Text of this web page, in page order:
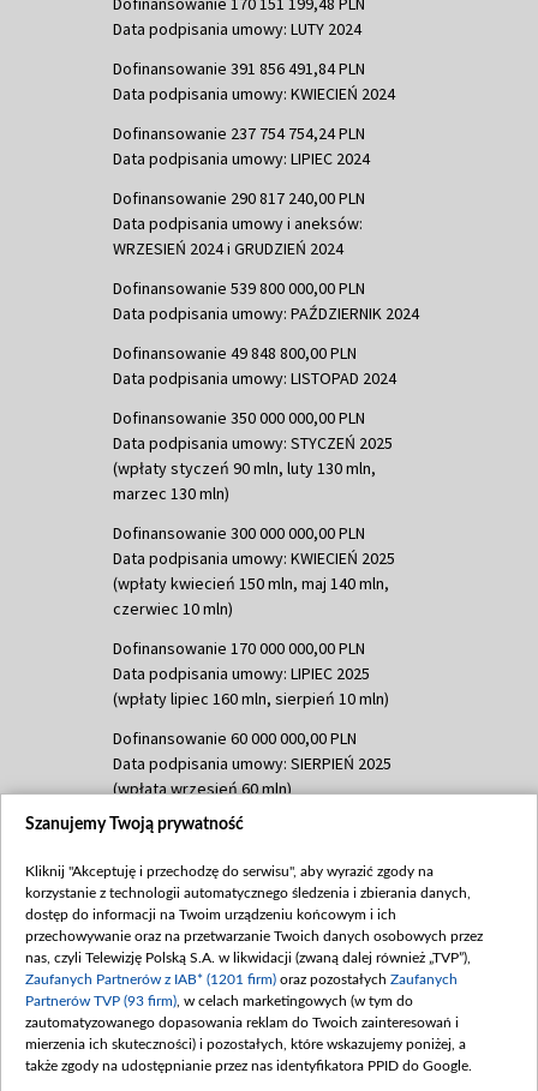
Data podpisania umowy: LUTY 2024
Dofinansowanie 391 856 491,84 PLN
Data podpisania umowy: KWIECIEŃ 2024
Dofinansowanie 237 754 754,24 PLN
Data podpisania umowy: LIPIEC 2024
Dofinansowanie 290 817 240,00 PLN
Data podpisania umowy i aneksów:
WRZESIEŃ 2024 i GRUDZIEŃ 2024
Dofinansowanie 539 800 000,00 PLN
Data podpisania umowy: PAŹDZIERNIK 2024
Dofinansowanie 49 848 800,00 PLN
Data podpisania umowy: LISTOPAD 2024
Dofinansowanie 350 000 000,00 PLN
Data podpisania umowy: STYCZEŃ 2025
(wpłaty styczeń 90 mln, luty 130 mln,
marzec 130 mln)
Dofinansowanie 300 000 000,00 PLN
Data podpisania umowy: KWIECIEŃ 2025
(wpłaty kwiecień 150 mln, maj 140 mln,
czerwiec 10 mln)
Dofinansowanie 170 000 000,00 PLN
Data podpisania umowy: LIPIEC 2025
(wpłaty lipiec 160 mln, sierpień 10 mln)
Dofinansowanie 60 000 000,00 PLN
Data podpisania umowy: SIERPIEŃ 2025
(wpłata wrzesień 60 mln)
Dofinansowanie 635 783 051,21 PLN
(wpłata wrzesień 100 mln, październik 350
mln, listopad 265 mln)
Dofinansowanie 48 862 000,00 PLN
Data podpisania umowy: GRUDZIEŃ 2025
(wpłata grudzień 60,548 mln)
Dofinansowanie 900 000 000,00 PLN
Data podpisania umowy: LUTY 2026 (wpłata
Szanujemy Twoją prywatność
Kliknij "Akceptuję i przechodzę do serwisu", aby wyrazić zgody na
korzystanie z technologii automatycznego śledzenia i zbierania danych,
dostęp do informacji na Twoim urządzeniu końcowym i ich
przechowywanie oraz na przetwarzanie Twoich danych osobowych przez
nas, czyli Telewizję Polską S.A. w likwidacji (zwaną dalej również „TVP”),
Zaufanych Partnerów z IAB* (1201 firm) oraz pozostałych Zaufanych
Partnerów TVP (93 firm) , w celach marketingowych (w tym do
zautomatyzowanego dopasowania reklam do Twoich zainteresowań i
mierzenia ich skuteczności) i pozostałych, które wskazujemy poniżej, a
także zgody na udostępnianie przez nas identyfikatora PPID do Google.